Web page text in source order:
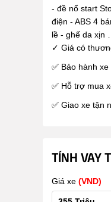
- đề nổ start
điện - ABS 4
lề - ghế da xịn
✓ Giá có
✅ Bảo hành
✅ Hỗ trợ mua
✅ Giao xe tận
TÍNH VAY
Giá xe (VND)